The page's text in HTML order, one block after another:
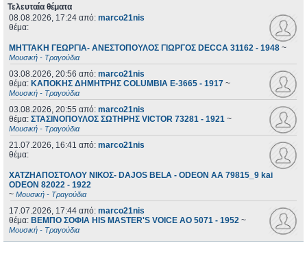
Τελευταία θέματα
08.08.2026, 17:24 από: marco21nis
θέμα:
ΜΗΤΤΑΚΗ ΓΕΩΡΓΙΑ- ΑΝΕΣΤΟΠΟΥΛΟΣ ΓΙΩΡΓΟΣ DECCA 31162 - 1948 ~
Μουσική - Τραγούδια
03.08.2026, 20:56 από: marco21nis
θέμα: ΚΑΠΟΚΗΣ ΔΗΜΗΤΡΗΣ COLUMBIA E-3665 - 1917 ~
Μουσική - Τραγούδια
03.08.2026, 20:55 από: marco21nis
θέμα: ΣΤΑΣΙΝΟΠΟΥΛΟΣ ΣΩΤΗΡΗΣ VICTOR 73281 - 1921 ~
Μουσική - Τραγούδια
21.07.2026, 16:41 από: marco21nis
θέμα:
ΧΑΤΖΗΑΠΟΣΤΟΛΟΥ ΝΙΚΟΣ- DAJOS BELA - ODEON AA 79815_9 kai
ODEON 82022 - 1922
~ Μουσική - Τραγούδια
17.07.2026, 17:44 από: marco21nis
θέμα: ΒΕΜΠΟ ΣΟΦΙΑ HIS MASTER'S VOICE AO 5071 - 1952 ~
Μουσική - Τραγούδια